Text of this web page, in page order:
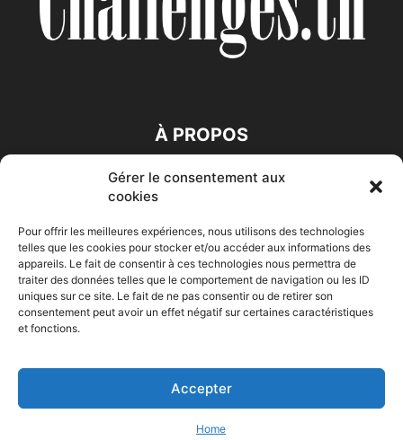
Gérer le consentement aux
cookies
Pour offrir les meilleures expériences, nous utilisons des technologies
telles que les cookies pour stocker et/ou accéder aux informations des
appareils. Le fait de consentir à ces technologies nous permettra de
traiter des données telles que le comportement de navigation ou les ID
uniques sur ce site. Le fait de ne pas consentir ou de retirer son
consentement peut avoir un effet négatif sur certaines caractéristiques
et fonctions.
Accepter
Home
À PROPOS
SUIVEZ NOUS
Accueil Economie Entreprises Entrepreneur Afrique
HIGH-TECH Auto-Moto
© Challenges.tn By AAKOM.DIGITAL